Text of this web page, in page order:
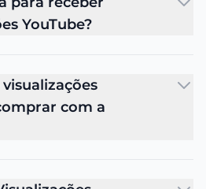
YouTube?
com a